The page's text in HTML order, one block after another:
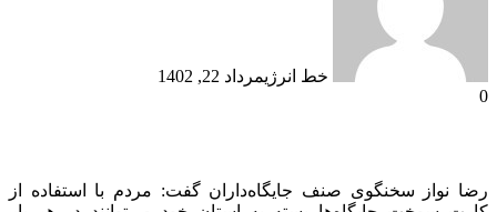
خط انرژیمرداد 22, 1402
0
رضا نواز سخنگوی صنف جایگاه‌داران گفت: مردم با استفاده از